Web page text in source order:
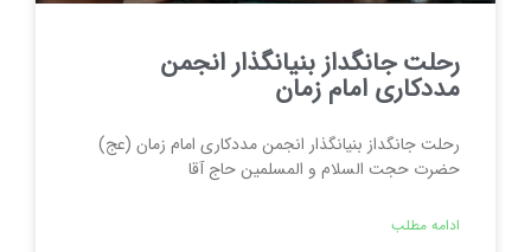
رحلت جانگداز بنیانگذار انجمن
مددکاری امام زمان
رحلت جانگداز بنیانگذار انجمن مددکاری امام زمان (عج)
حضرت حجت السلام و المسلمین حاج آقا
ادامه مطلب